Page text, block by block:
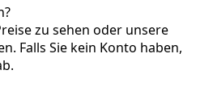
zu sehen oder unsere
Falls Sie kein Konto haben,